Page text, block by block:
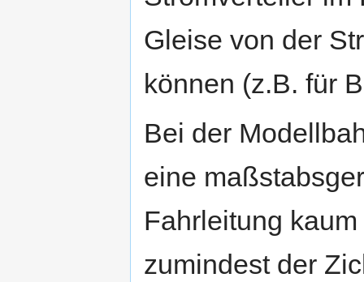
Gleise von der
können (z.B. für
Bei der
eine
Fahrleitung
zumindest der